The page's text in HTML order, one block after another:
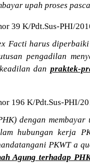
upah proses
39 K/Pdt.Sus-PHI/
Facti harus
pengadilan
dan praktek-
196 K/Pdt.Sus-PHI/
dengan
hubungan kerja
PKWT a
Agung terhadap